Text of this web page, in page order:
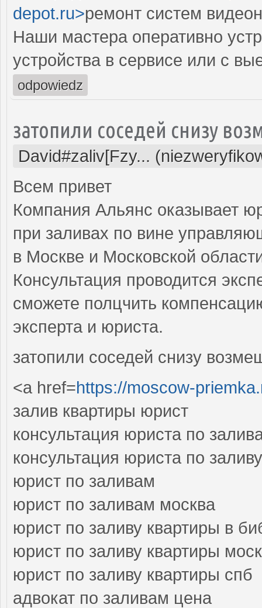
depot.ru>ремонт систем
Наши мастера оперативно
устройства в сервисе или с
odpowiedz
затопили соседей снизу
David#zaliv[Fzy...
Всем привет
Компания Альянс оказывает
при заливах по вине
в Москве и Московской
Консультация проводится
сможете полцчить
эксперта и юриста.
затопили соседей снизу
<a href=https://moscow-
залив квартиры юрист
консультация юриста по
консультация юриста по
юрист по заливам
юрист по заливам москва
юрист по заливу квартиры в
юрист по заливу квартиры
юрист по заливу квартиры спб
адвокат по заливам цена